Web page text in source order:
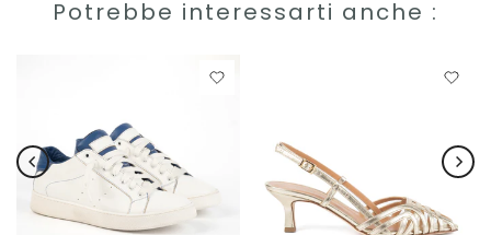
Potrebbe interessarti anche :